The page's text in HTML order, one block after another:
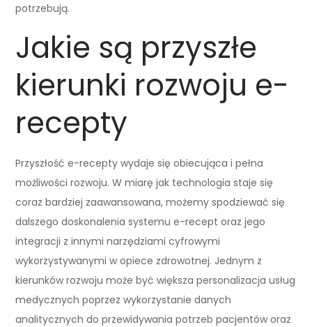
potrzebują.
Jakie są przyszłe
kierunki rozwoju e-
recepty
Przyszłość e-recepty wydaje się obiecująca i pełna
możliwości rozwoju. W miarę jak technologia staje się
coraz bardziej zaawansowana, możemy spodziewać się
dalszego doskonalenia systemu e-recept oraz jego
integracji z innymi narzędziami cyfrowymi
wykorzystywanymi w opiece zdrowotnej. Jednym z
kierunków rozwoju może być większa personalizacja usług
medycznych poprzez wykorzystanie danych
analitycznych do przewidywania potrzeb pacjentów oraz